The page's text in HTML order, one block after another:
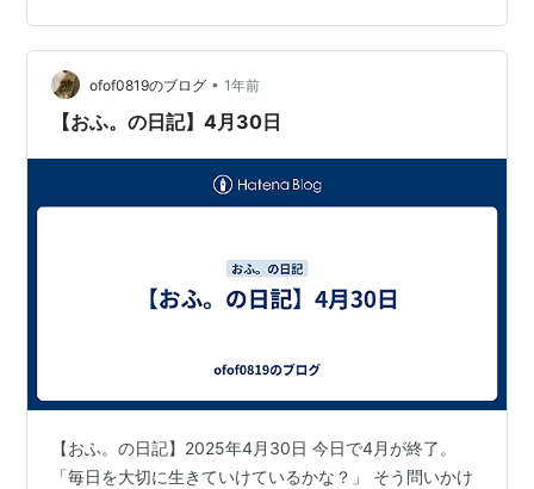
らだ。 でもチャッピー（chat gpt） に相談したら、 遠
回しに”お金がないなら やめなよ”と…
ofof0819のブログ • 1年前
【おふ。の日記】4月30日
【おふ。の日記】2025年4月30日 今日で4月が終了。
「毎日を大切に生きていけているかな？」 そう問いかけ